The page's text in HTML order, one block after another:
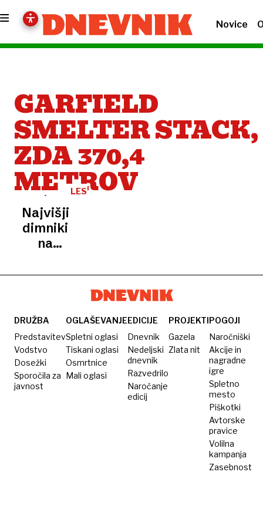
Novice
GARFIELD
SMELTER STACK,
ZDA 370,4
METROV
LESTVICA
Najvišji
dimniki
na
DRUŽBA
Predstavitev
Vodstvo
Dosežki
Sporočila za
javnost
OGLAŠEVANJE
Spletni oglasi
Tiskani oglasi
Osmrtnice
Mali oglasi
EDICIJE
Dnevnik
Nedeljski
dnevnik
Razvedrilo
Naročanje
edicij
PROJEKTI
Gazela
Zlata nit
POGOJI
Naročniški
Akcije in
nagradne
igre
Spletno
mesto
Piškotki
Avtorske
pravice
Volilna
kampanja
Zasebnost